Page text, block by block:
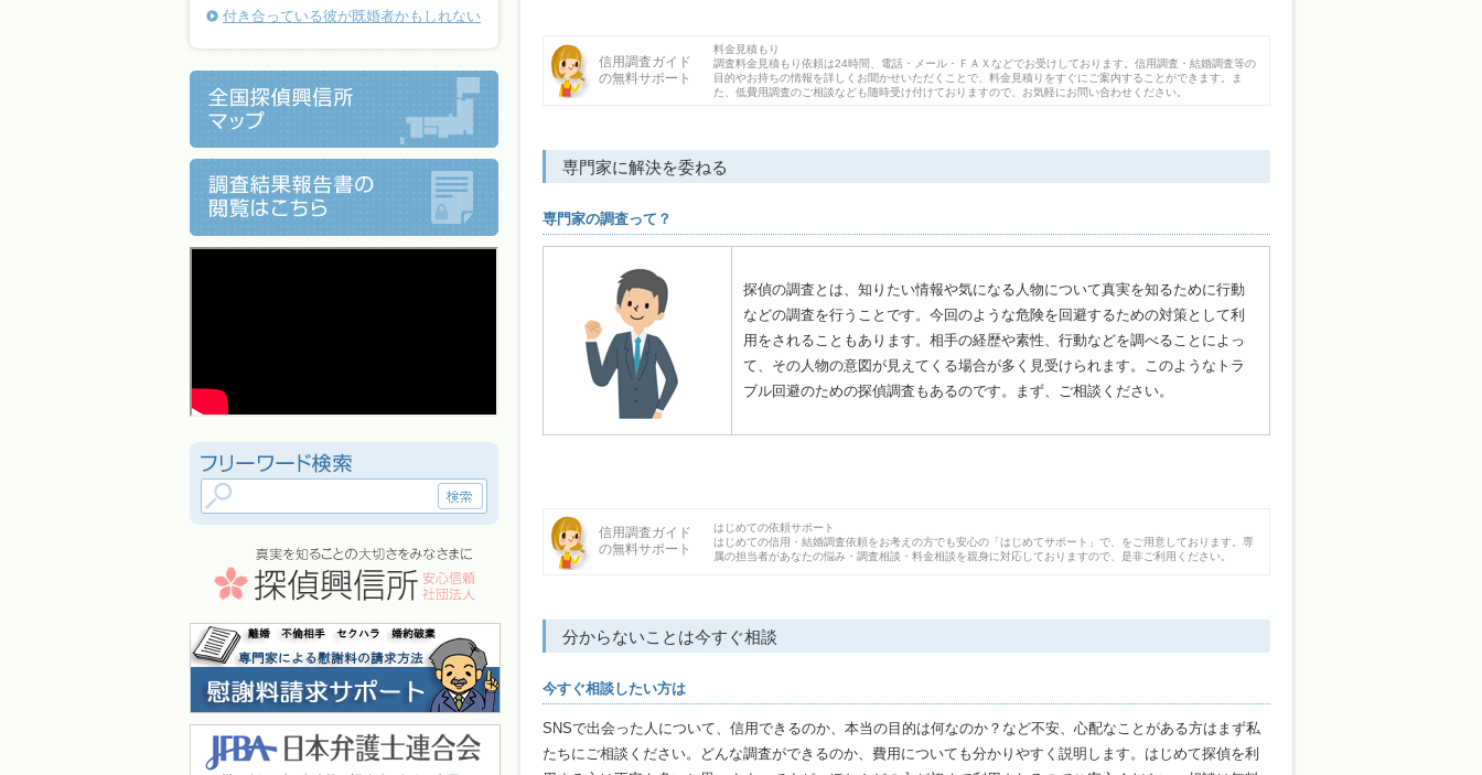
信用調査ガイド
の無料サポート
料金見積もり
調査料金見積もり依頼は24時間、電話・メール・ＦＡＸなどでお受けしております。信用調査・結婚調査等の
目的やお持ちの情報を詳しくお聞かせいただくことで、料金見積りをすぐにご案内することができます。ま
た、低費用調査のご相談なども随時受け付けておりますので、お気軽にお問い合わせください。
専門家に解決を委ねる
専門家の調査って？
探偵の調査とは、知りたい情報や気になる人物について真実を知るために行動
などの調査を行うことです。今回のような危険を回避するための対策として利
用をされることもあります。相手の経歴や素性、行動などを調べることによっ
て、その人物の意図が見えてくる場合が多く見受けられます。このようなトラ
ブル回避のための探偵調査もあるのです。まず、ご相談ください。
信用調査ガイド
の無料サポート
はじめての依頼サポート
はじめての信用・結婚調査依頼をお考えの方でも安心の「はじめてサポート」で、をご用意しております。専
属の担当者があなたの悩み・調査相談・料金相談を親身に対応しておりますので、是非ご利用ください。
分からないことは今すぐ相談
今すぐ相談したい方は
SNSで出会った人について、信用できるのか、本当の目的は何なのか？など不安、心配なことがある方はまず私
たちにご相談ください。どんな調査ができるのか、費用についても分かりやすく説明します。はじめて探偵を利
付き合っている彼が既婚者かもしれない